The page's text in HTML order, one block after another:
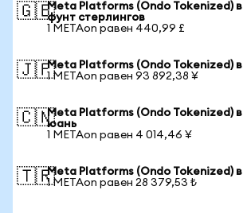
🇬🇧Meta Platforms (Ondo Tokenized)
фунт стерлингов
1 METAon равен 440,99 £
🇯🇵Meta Platforms (Ondo Tokenized)
1 METAon равен 93 892,38 ¥
🇨🇳Meta Platforms (Ondo Tokenized)
юань
1 METAon равен 4 014,46 ¥
🇹🇷Meta Platforms (Ondo Tokenized)
1 METAon равен 28 379,53 ₺